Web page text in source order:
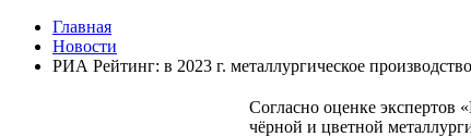
Главная
Новости
РИА Рейтинг: в 2023 г. металлургическое
Согласно оценке экспертов
чёрной и цветной